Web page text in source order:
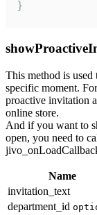
}
This method is
specific moment.
proactive invitation
online store.
And if you want to
open, you need to
Name
invitation_text
department_id